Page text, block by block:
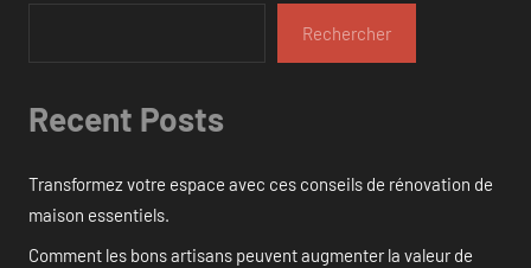
Rechercher
Recent Posts
Transformez votre espace avec ces conseils de rénovation de
maison essentiels.
Comment les bons artisans peuvent augmenter la valeur de